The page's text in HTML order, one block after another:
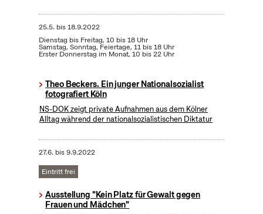
25.5. bis18.9.2022
Dienstag bis Freitag, 10 bis 18 Uhr
Samstag, Sonntag, Feiertage, 11 bis 18 Uhr
Erster Donnerstag im Monat, 10 bis 22 Uhr
Theo Beckers. Ein junger Nationalsozialist
fotografiert Köln
NS-DOK zeigt private Aufnahmen aus dem Kölner
Alltag während der nationalsozialistischen Diktatur
27.6. bis9.9.2022
Eintritt frei
Ausstellung "Kein Platz für Gewalt gegen
Frauen und Mädchen"